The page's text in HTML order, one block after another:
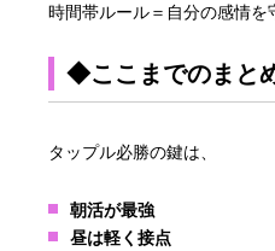
時間帯ルール＝自分の感情を
◆ここまでのまと
タップル必勝の鍵は、
朝活が最強
昼は軽く接点